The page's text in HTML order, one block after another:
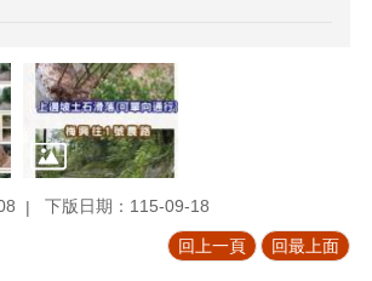
下版日期：115-09-18
回上一頁 回最上面